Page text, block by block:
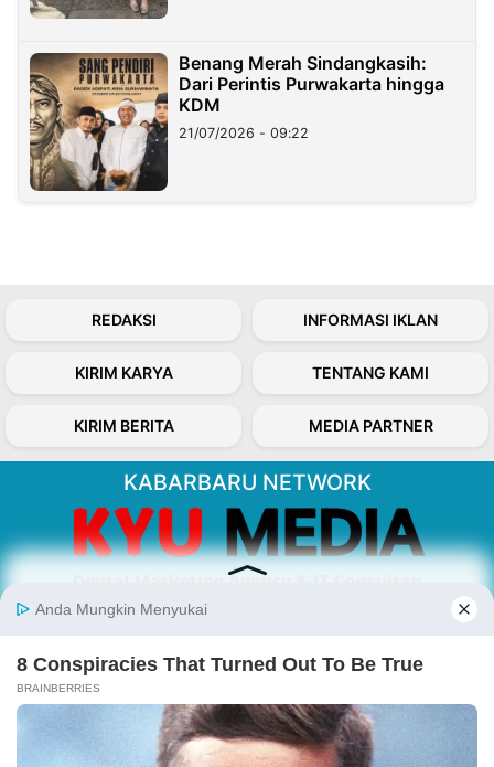
Benang Merah Sindangkasih:
Dari Perintis Purwakarta hingga
KDM
21/07/2026 - 09:22
REDAKSI INFORMASI IKLAN
KIRIM KARYA TENTANG KAMI
KIRIM BERITA MEDIA PARTNER
KABARBARU NETWORK
About Our Kabarbaru.co
inspiratif dari sudut pandang berbaik sangka
Follow Kabarbaru